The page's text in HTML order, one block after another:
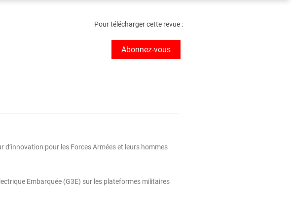
Pour télécharger cette revue :
Abonnez-vous
d’innovation pour les Forces Armées et leurs hommes
Embarquée (G3E) sur les plateformes militaires